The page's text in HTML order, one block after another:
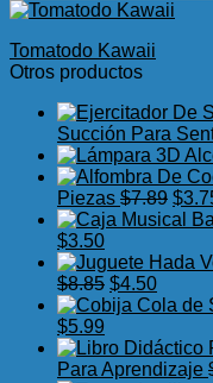
Tomatodo Kawaii
Otros productos
Succión Para
Piezas $7.89 El
era:
$
El
precio
original
era:
$7.75.
$3.50El
precio
actual
es:
$8.85 El
precio
era:
$8.85.
$4.50El
precio
es:
$4.50.
El
precio
original
$5.99
precio
actual
Para Aprendizaje